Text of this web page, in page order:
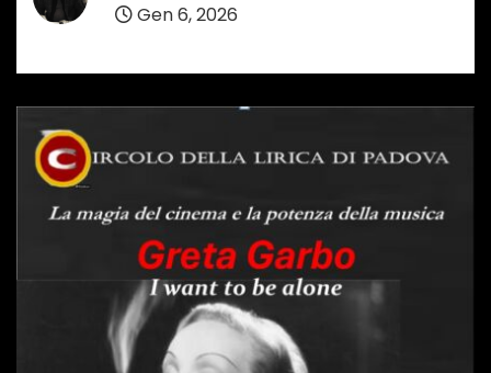
Gen 6, 2026